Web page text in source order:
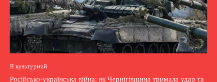
Я культурний
Російсько-українська війна: як Чернігівщина тримала удар та